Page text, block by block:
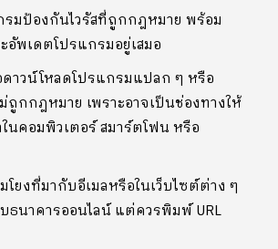
มป้องกันไวรัสที่ถูกกฎหมาย พร้อม
อัพเดตโปรแกรมอยู่เสมอ
าวน์โหลดโปรแกรมแปลก ๆ หรือ
ถูกกฎหมาย เพราะอาจเป็นช่องทางให้
นคอมพิวเตอร์ สมาร์ตโฟน หรือ
โยงที่มากับอีเมลหรือในเว็บไซต์ต่าง ๆ
บธนาคารออนไลน์ แต่ควรพิมพ์ URL